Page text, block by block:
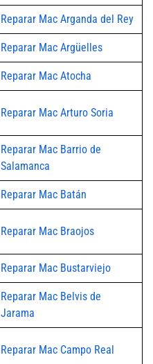
Reparar Mac Arganda del Rey
Reparar Mac Argüelles
Reparar Mac Atocha
Reparar Mac Arturo Soria
Reparar Mac Barrio de
Salamanca
Reparar Mac Batán
Reparar Mac Braojos
Reparar Mac Bustarviejo
Reparar Mac Belvis de
Jarama
Reparar Mac Campo Real